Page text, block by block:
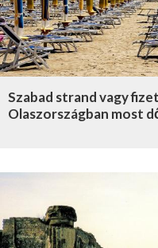
Szabad strand vagy
Olaszországban most